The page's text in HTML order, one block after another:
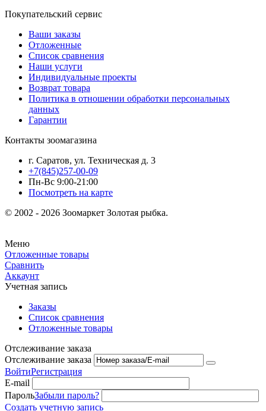
Покупательский сервис
Ваши заказы
Отложенные
Список сравнения
Наши услуги
Индивидуальные проекты
Возврат товара
Политика в отношении обработки персональных
данных
Гарантии
Контакты зоомагазина
г. Саратов, ул. Техническая д. 3
+7(845)257-00-09
Пн-Вс 9:00-21:00
Посмотреть на карте
© 2002 - 2026 Зоомаркет Золотая рыбка.
Меню
Отложенные товары
Сравнить
Аккаунт
Учетная запись
Заказы
Список сравнения
Отложенные товары
Отслеживание заказа
Отслеживание заказа
ВойтиРегистрация
E-mail
ПарольЗабыли пароль?
Создать учетную запись